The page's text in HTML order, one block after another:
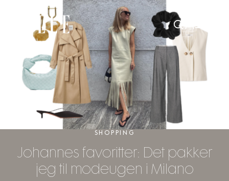
SHOPPING
Johannes favoritter: Det pakker
jeg til modeugen i Milano